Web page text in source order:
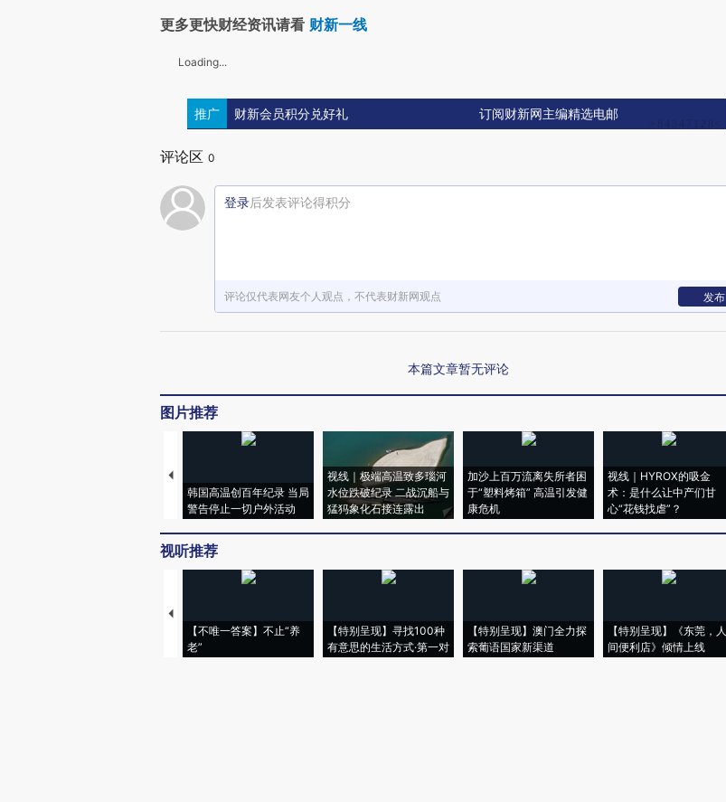
更多更快财经资讯请看 财新一线
Loading...
推广 财新会员积分兑好礼 订阅财新网主编精选电邮
评论区 0
登录后发表评论得积分
评论仅代表网友个人观点，不代表财新网观点 发布
本篇文章暂无评论
图片推荐
韩国高温创百年纪录 当局
警告停止一切户外活动
视线｜极端高温致多瑙河
水位跌破纪录 二战沉船与
猛犸象化石接连露出
加沙上百万流离失所者困
于“塑料烤箱” 高温引发健
康危机
视线｜HYROX的吸金
术：是什么让中产们甘
心“花钱找虐”？
视听推荐
【不唯一答案】不止“养
老”
【特别呈现】寻找100种
有意思的生活方式·第一对
【特别呈现】澳门全力探
索葡语国家新渠道
【特别呈现】《东莞，人
间便利店》倾情上线